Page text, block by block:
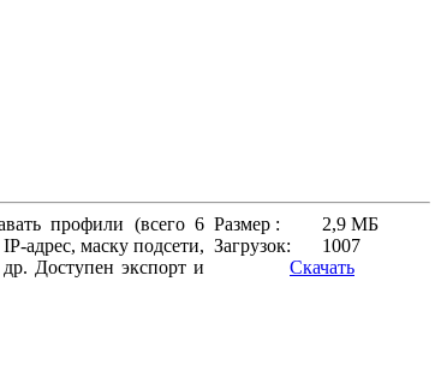
Размер :
2,9 МБ
Загрузок:
1007
Скачать
профили (всего 6
адрес, маску подсети,
Доступен экспорт и